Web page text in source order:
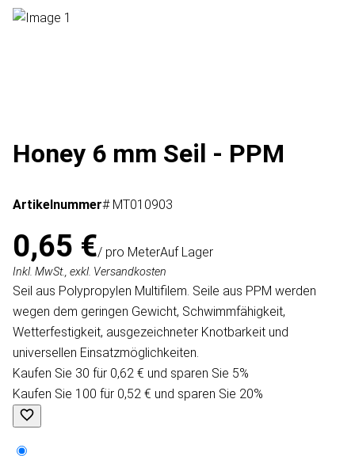
Honey 6 mm Seil - PPM
Artikelnummer# MT010903
0,65 €/ pro MeterAuf Lager
Inkl. MwSt., exkl. Versandkosten
Seil aus Polypropylen Multifilem. Seile aus PPM werden
wegen dem geringen Gewicht, Schwimmfähigkeit,
Wetterfestigkeit, ausgezeichneter Knotbarkeit und
universellen Einsatzmöglichkeiten.
Kaufen Sie 30 für 0,62 € und sparen Sie 5%
Kaufen Sie 100 für 0,52 € und sparen Sie 20%